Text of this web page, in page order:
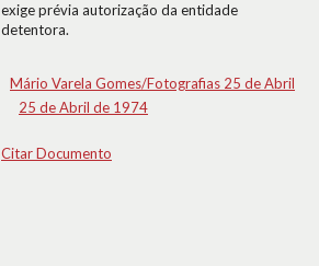
exige prévia autorização da entidade
detentora.
Mário Varela Gomes/Fotografias 25 de Abril
25 de Abril de 1974
Citar Documento